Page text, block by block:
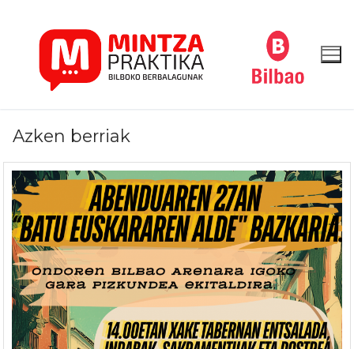
content
Azken berriak